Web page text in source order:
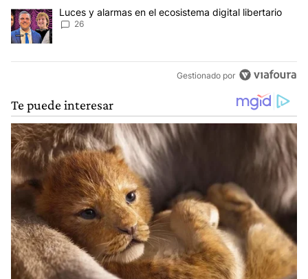
Un artículo de tendencia con el título "Luces y alarmas en el
Luces y alarmas en el ecosistema digital libertario
26
Gestionado por